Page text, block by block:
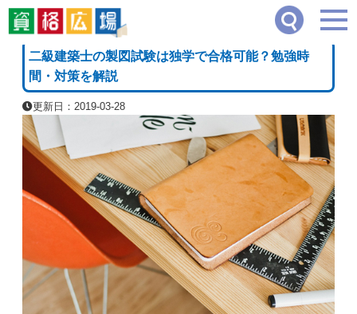
資格広場≫ 建築・土木・インテリア系 二級建築士の製図試験は独学で合格可能？
[PR]
二級建築士の製図試験は独学で合格可能？勉強時
間・対策を解説
更新日：2019-03-28